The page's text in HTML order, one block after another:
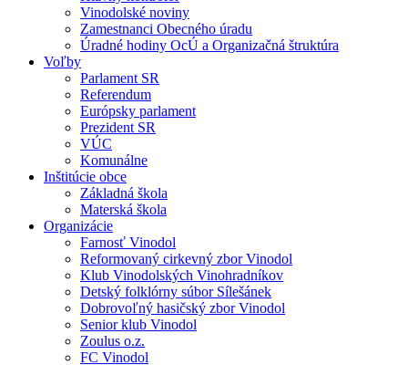
Vinodolské noviny
Zamestnanci Obecného úradu
Úradné hodiny OcÚ a Organizačná štruktúra
Voľby
Parlament SR
Referendum
Európsky parlament
Prezident SR
VÚC
Komunálne
Inštitúcie obce
Základná škola
Materská škola
Organizácie
Farnosť Vinodol
Reformovaný cirkevný zbor Vinodol
Klub Vinodolských Vinohradníkov
Detský folklórny súbor Sílešánek
Dobrovoľný hasičský zbor Vinodol
Senior klub Vinodol
Zoulus o.z.
FC Vinodol